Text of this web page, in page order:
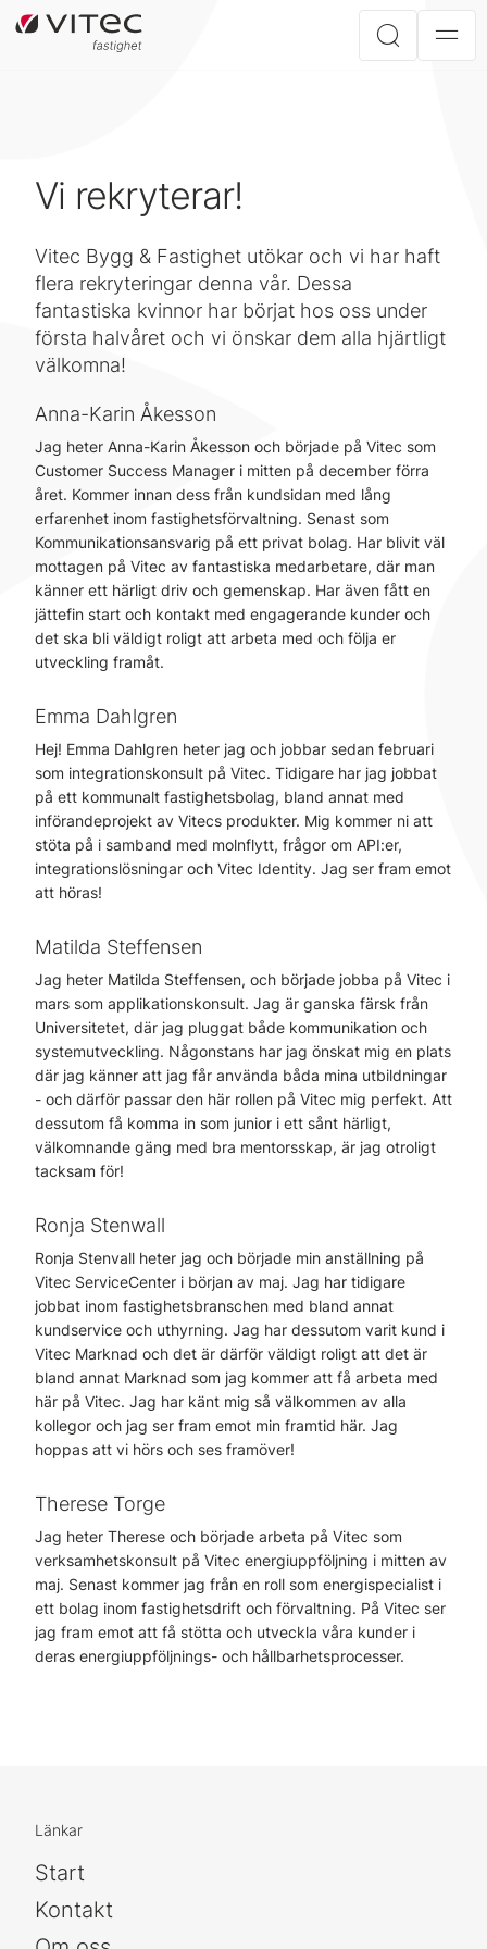
Vi rekryterar!
Vitec Bygg & Fastighet utökar och vi har haft
flera rekryteringar denna vår. Dessa
fantastiska kvinnor har börjat hos oss under
första halvåret och vi önskar dem alla hjärtligt
välkomna!
Anna-Karin Åkesson
Jag heter Anna-Karin Åkesson och började på Vitec som
Customer Success Manager i mitten på december förra
året. Kommer innan dess från kundsidan med lång
erfarenhet inom fastighetsförvaltning. Senast som
Kommunikationsansvarig på ett privat bolag. Har blivit väl
mottagen på Vitec av fantastiska medarbetare, där man
känner ett härligt driv och gemenskap. Har även fått en
jättefin start och kontakt med engagerande kunder och
det ska bli väldigt roligt att arbeta med och följa er
utveckling framåt.
Emma Dahlgren
Hej! Emma Dahlgren heter jag och jobbar sedan februari
som integrationskonsult på Vitec. Tidigare har jag jobbat
på ett kommunalt fastighetsbolag, bland annat med
införandeprojekt av Vitecs produkter. Mig kommer ni att
stöta på i samband med molnflytt, frågor om API:er,
integrationslösningar och Vitec Identity. Jag ser fram emot
att höras!
Matilda Steffensen
Jag heter Matilda Steffensen, och började jobba på Vitec i
mars som applikationskonsult. Jag är ganska färsk från
Universitetet, där jag pluggat både kommunikation och
systemutveckling. Någonstans har jag önskat mig en plats
där jag känner att jag får använda båda mina utbildningar
- och därför passar den här rollen på Vitec mig perfekt. Att
dessutom få komma in som junior i ett sånt härligt,
välkomnande gäng med bra mentorsskap, är jag otroligt
tacksam för!
Ronja Stenwall
Ronja Stenvall heter jag och började min anställning på
Vitec ServiceCenter i början av maj. Jag har tidigare
jobbat inom fastighetsbranschen med bland annat
kundservice och uthyrning. Jag har dessutom varit kund i
Vitec Marknad och det är därför väldigt roligt att det är
bland annat Marknad som jag kommer att få arbeta med
här på Vitec. Jag har känt mig så välkommen av alla
kollegor och jag ser fram emot min framtid här. Jag
hoppas att vi hörs och ses framöver!
Therese Torge
Jag heter Therese och började arbeta på Vitec som
verksamhetskonsult på Vitec energiuppföljning i mitten av
maj. Senast kommer jag från en roll som energispecialist i
ett bolag inom fastighetsdrift och förvaltning. På Vitec ser
jag fram emot att få stötta och utveckla våra kunder i
deras energiuppföljnings- och hållbarhetsprocesser.
Länkar
Start
Kontakt